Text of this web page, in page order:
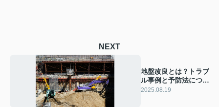
NEXT
地盤改良とは？トラブ
ル事例と予防法につい
ても解説
2025.08.19